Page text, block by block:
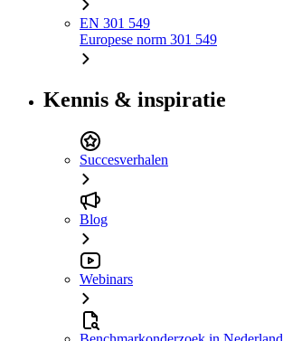
EN 301 549
Europese norm 301 549
Kennis & inspiratie
Succesverhalen
Blog
Webinars